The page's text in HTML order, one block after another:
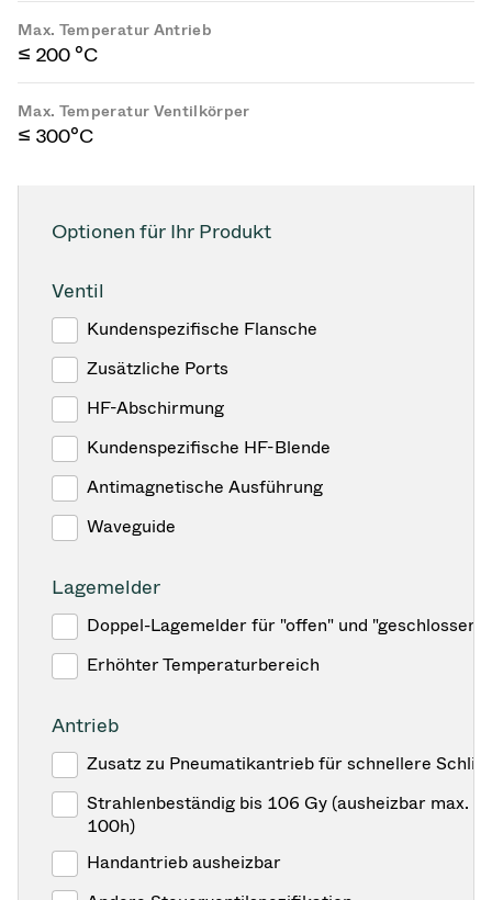
Max. Temperatur Antrieb
≤ 200 °C
Max. Temperatur Ventilkörper
≤ 300°C
Optionen für Ihr Produkt
Ventil
Kundenspezifische Flansche
Zusätzliche Ports
HF-Abschirmung
Kundenspezifische HF-Blende
Antimagnetische Ausführung
Waveguide
Lagemelder
Doppel-Lagemelder für "offen" und "geschlossen"
Erhöhter Temperaturbereich
Antrieb
Zusatz zu Pneumatikantrieb für schnellere
Strahlenbeständig bis 106 Gy (ausheizbar max.
100h)
Handantrieb ausheizbar